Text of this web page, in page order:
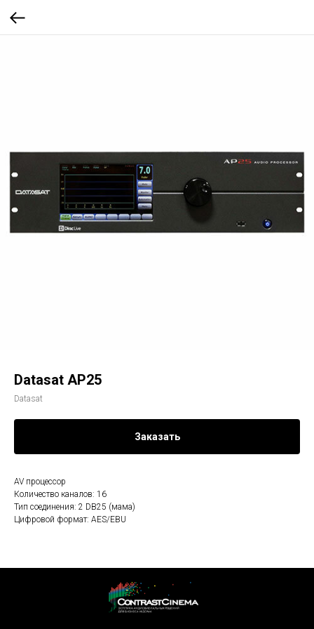
Datasat AP25
Datasat
Заказать
AV процессор
Количество каналов: 16
Тип соединения: 2 DB25 (мама)
Цифровой формат: AES/EBU